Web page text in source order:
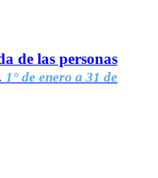
de las personas
1° de enero a 31 de